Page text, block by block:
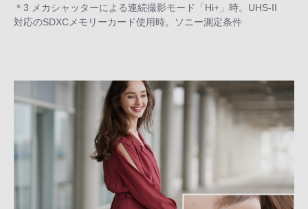
＊3 メカシャッターによる連続撮影モード「Hi+」時。UHS-II
対応のSDXCメモリーカード使用時。ソニー測定条件